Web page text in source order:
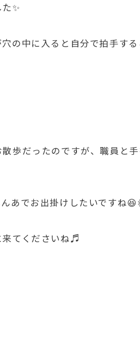
✨
の中に入ると自分で拍手する
歩だったのですが、職員と
あでお出掛けしたいですね
来てくださいね♬